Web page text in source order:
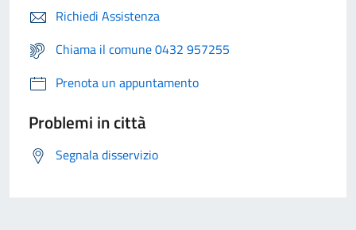
Richiedi Assistenza
Chiama il comune 0432 957255
Prenota un appuntamento
Problemi in città
Segnala disservizio